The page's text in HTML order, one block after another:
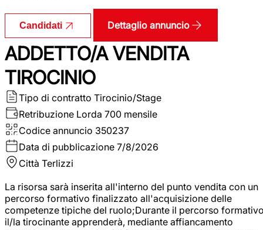
Candidati Dettaglio annuncio
ADDETTO/A VENDITA
TIROCINIO
Tipo di contratto Tirocinio/Stage
Retribuzione Lorda 700 mensile
Codice annuncio 350237
Data di pubblicazione 7/8/2026
Città Terlizzi
La risorsa sarà inserita all'interno del punto vendita con un
percorso formativo finalizzato all'acquisizione delle
competenze tipiche del ruolo;Durante il percorso
il/la tirocinante apprenderà, mediante affiancamento